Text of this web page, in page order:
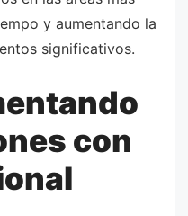
y aumentando la
significativos.
con